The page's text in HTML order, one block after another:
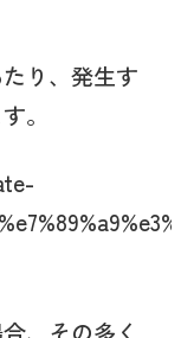
り、発生す
。